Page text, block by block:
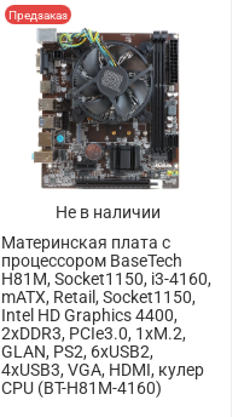
Не в наличии
Предзаказ
Материнская плата с
процессором BaseTech
H81M, Socket1150, i3-4160,
mATX, Retail, Socket1150,
Intel HD Graphics 4400,
2xDDR3, PCIe3.0, 1xM.2,
GLAN, PS2, 6xUSB2,
4xUSB3, VGA, HDMI, кулер
CPU (BT-H81M-4160)